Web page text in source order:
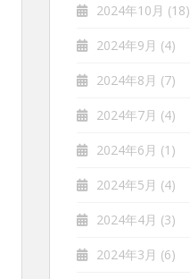
2024年10月 (18)
2024年9月 (4)
2024年8月 (7)
2024年7月 (4)
2024年6月 (1)
2024年5月 (4)
2024年4月 (3)
2024年3月 (6)